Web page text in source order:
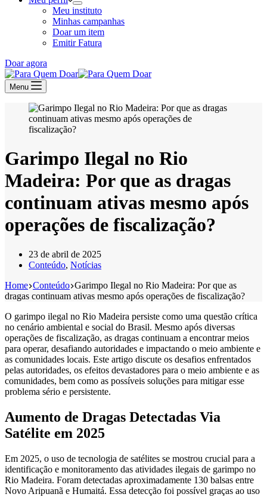
Meu instituto
Minhas campanhas
Doar um item
Emitir Fatura
Doar agora
Menu
Garimpo Ilegal no Rio
Madeira: Por que as dragas
continuam ativas mesmo após
operações de fiscalização?
23 de abril de 2025
Conteúdo, Notícias
Home Conteúdo Garimpo Ilegal no Rio Madeira: Por que as
dragas continuam ativas mesmo após operações de fiscalização?
O garimpo ilegal no Rio Madeira persiste como uma questão crítica
no cenário ambiental e social do Brasil. Mesmo após diversas
operações de fiscalização, as dragas continuam a encontrar meios
para operar, desafiando autoridades e impactando o meio ambiente e
as comunidades locais. Este artigo discute os desafios enfrentados
pelas autoridades, os efeitos devastadores para o meio ambiente e as
comunidades, bem como as possíveis soluções para mitigar esse
problema sério e persistente.
Aumento de Dragas Detectadas Via
Satélite em 2025
Em 2025, o uso de tecnologia de satélites se mostrou crucial para a
identificação e monitoramento das atividades ilegais de garimpo no
Rio Madeira. Foram detectadas aproximadamente 130 balsas entre
Novo Aripuanã e Humaitá. Essa detecção foi possível graças ao uso